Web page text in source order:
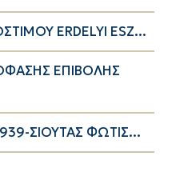
ERDELYI ESZ...
ΕΠΙΒΟΛΗΣ
ΣΙΟΥΤΑΣ ΦΩΤΙΣ...